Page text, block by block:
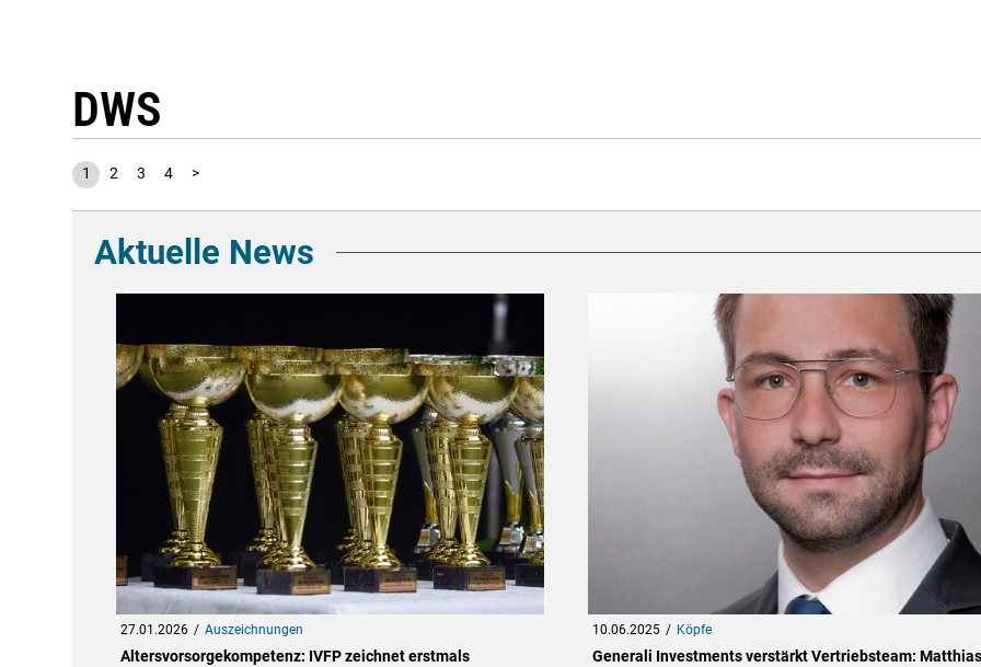
DWS
1 2 3 4 >
Aktuelle News
27.01.2026 Auszeichnungen
Altersvorsorgekompetenz: IVFP zeichnet erstmals
10.06.2025 Köpfe
Generali Investments verstärkt Vertriebsteam: Matthias